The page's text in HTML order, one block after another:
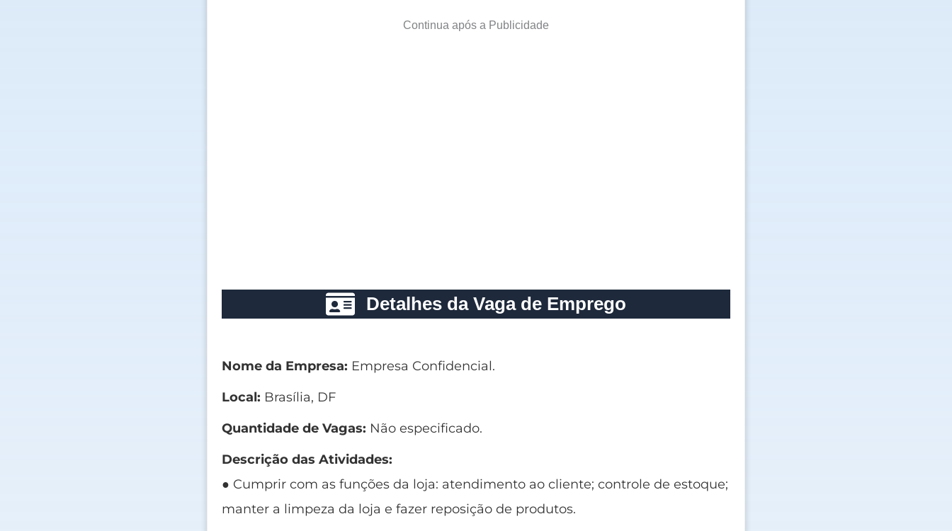
Continua após a Publicidade
Detalhes da Vaga de Emprego
Nome da Empresa: Empresa Confidencial.
Local: Brasília, DF
Quantidade de Vagas: Não especificado.
Descrição das Atividades:
● Cumprir com as funções da loja: atendimento ao cliente; controle de estoque;
manter a limpeza da loja e fazer reposição de produtos.